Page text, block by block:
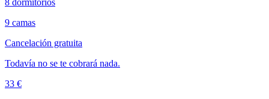
9 camas
Cancelación gratuita
Todavía no se te cobrará nada.
33 €